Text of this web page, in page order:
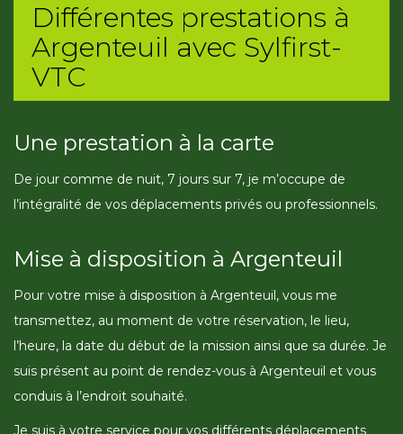
Différentes prestations à
Argenteuil avec Sylfirst-
VTC
Une prestation à la carte
De jour comme de nuit, 7 jours sur 7, je m’occupe de
l’intégralité de vos déplacements privés ou professionnels.
Mise à disposition à Argenteuil
Pour votre mise à disposition à Argenteuil, vous me
transmettez, au moment de votre réservation, le lieu,
l’heure, la date du début de la mission ainsi que sa durée. Je
suis présent au point de rendez-vous à Argenteuil et vous
conduis à l’endroit souhaité.
Je suis à votre service pour vos différents déplacements